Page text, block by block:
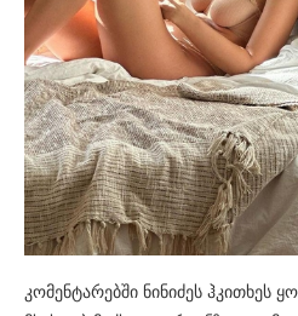
კო­მენ­ტა­რებ­ში ნი­ნი­ძეს